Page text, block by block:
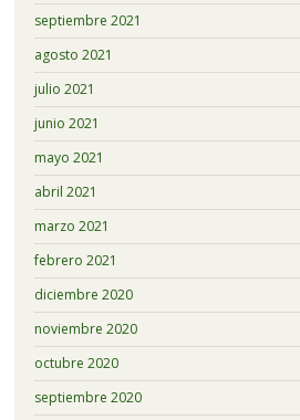
septiembre 2021
agosto 2021
julio 2021
junio 2021
mayo 2021
abril 2021
marzo 2021
febrero 2021
diciembre 2020
noviembre 2020
octubre 2020
septiembre 2020